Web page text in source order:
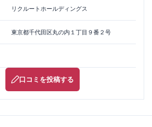
リクルートホールディングス
東京都千代田区丸の内１丁目９番２号
口コミを投稿する